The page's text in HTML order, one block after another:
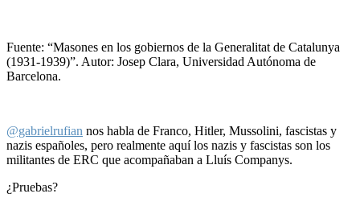
Fuente: “Masones en los gobiernos de la Generalitat de Catalunya
(1931-1939)”. Autor: Josep Clara, Universidad Autónoma de
Barcelona.
@gabrielrufian nos habla de Franco, Hitler, Mussolini, fascistas y
nazis españoles, pero realmente aquí los nazis y fascistas son los
militantes de ERC que acompañaban a Lluís Companys.
¿Pruebas?